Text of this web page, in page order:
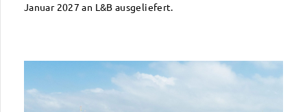
Januar 2027 an L&B ausgeliefert.